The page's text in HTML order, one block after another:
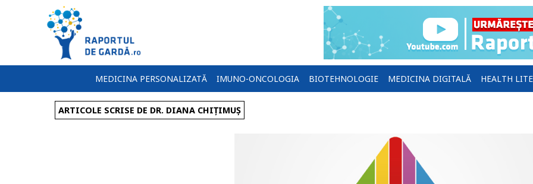
MEDICINA PERSONALIZATĂ IMUNO-ONCOLOGIA BIOTEHNOLOGIE MEDICINA DIGITALĂ HEALTH
ARTICOLE SCRISE DE DR. DIANA CHIȚIMUȘ